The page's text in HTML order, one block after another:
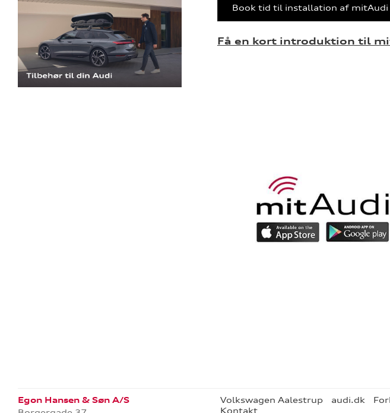
Book tid til installation af mitAudi
Få en kort introduktion til
Egon Hansen & Søn A/S
Volkswagen Aalestrup audi.dk
Kontakt